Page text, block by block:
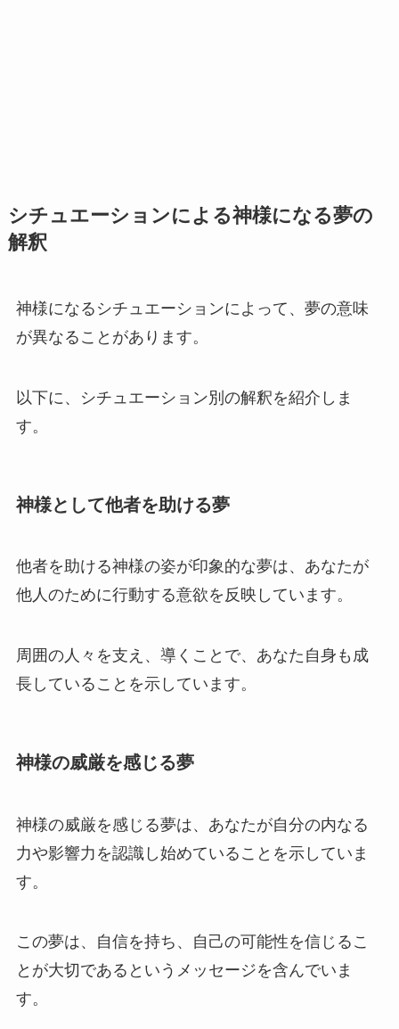
シチュエーションによる神様になる夢の
解釈
神様になるシチュエーションによって、夢の意味
が異なることがあります。
以下に、シチュエーション別の解釈を紹介しま
す。
神様として他者を助ける夢
他者を助ける神様の姿が印象的な夢は、あなたが
他人のために行動する意欲を反映しています。
周囲の人々を支え、導くことで、あなた自身も成
長していることを示しています。
神様の威厳を感じる夢
神様の威厳を感じる夢は、あなたが自分の内なる
力や影響力を認識し始めていることを示していま
す。
この夢は、自信を持ち、自己の可能性を信じるこ
とが大切であるというメッセージを含んでいま
す。